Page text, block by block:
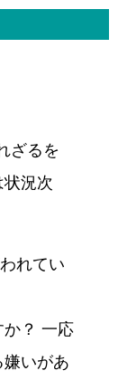
ざるを
況次
れてい
か？ 一応
いがあ